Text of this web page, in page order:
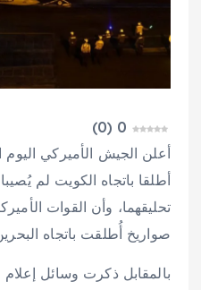
0
(
0
)
أعلن الجيش الأميركي اليوم
أطلقا باتجاه الكويت لم
تحليقهما، وأن القوات
صواريخ أُطلقت باتجاه
بالمقابل ذكرت وسائل